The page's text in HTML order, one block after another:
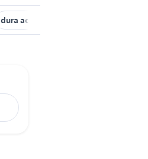
dura ace 7900 biciclette